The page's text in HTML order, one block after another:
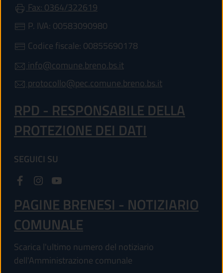
Fax: 0364/322619
P. IVA: 00583090980
Codice fiscale: 00855690178
info@comune.breno.bs.it
protocollo@pec.comune.breno.bs.it
RPD - RESPONSABILE DELLA
PROTEZIONE DEI DATI
SEGUICI SU
PAGINE BRENESI - NOTIZIARIO
COMUNALE
Scarica l'ultimo numero del notiziario
dell'Amministrazione comunale